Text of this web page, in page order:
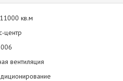
кв.м
центр
вентиляция